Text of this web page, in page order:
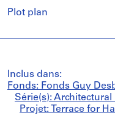
Plot plan
Inclus dans:
Fonds: Fonds Guy
Série(s): Architectural
Projet: Terrace for